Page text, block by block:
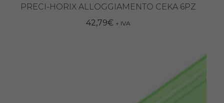
PRECI-HORIX ALLOGGIAMENTO CEKA 6PZ
42,79€ + IVA